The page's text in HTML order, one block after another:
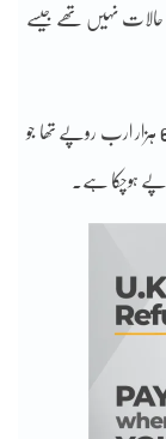
حالات نہیں تھے جیسے
وزیراعظم پاکستان کا کہنا تھا کہ 10 سال قبل پاکستان کا قرضہ 6 ہزار ارب روپے تھا جو